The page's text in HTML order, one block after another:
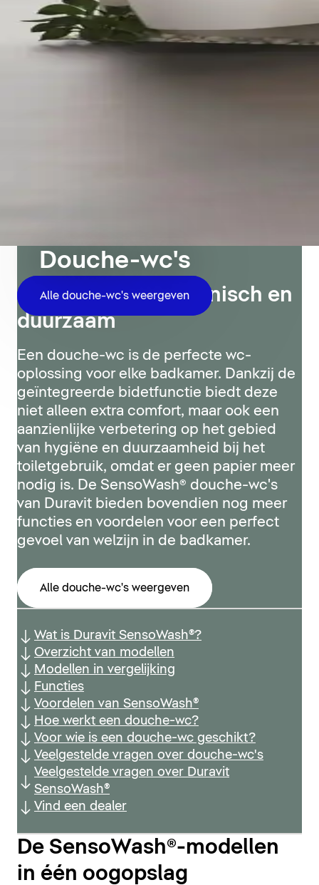
Douche-wc's
Alle douche-wc's weergeven
Comfortabel, hygiënisch en
duurzaam
Een douche-wc is de perfecte wc-
oplossing voor elke badkamer. Dankzij de
geïntegreerde bidetfunctie biedt deze
niet alleen extra comfort, maar ook een
aanzienlijke verbetering op het gebied
van hygiëne en duurzaamheid bij het
toiletgebruik, omdat er geen papier meer
nodig is. De SensoWash® douche-wc's
van Duravit bieden bovendien nog meer
functies en voordelen voor een perfect
gevoel van welzijn in de badkamer.
Alle douche-wc's weergeven
Wat is Duravit SensoWash®?
Overzicht van modellen
Modellen in vergelijking
Functies
Voordelen van SensoWash®
Hoe werkt een douche-wc?
Voor wie is een douche-wc geschikt?
Veelgestelde vragen over douche-wc's
Veelgestelde vragen over Duravit
SensoWash®
Vind een dealer
De SensoWash®-modellen
in één oogopslag